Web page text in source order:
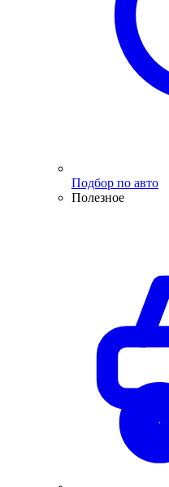
Подбор по авто
Полезное